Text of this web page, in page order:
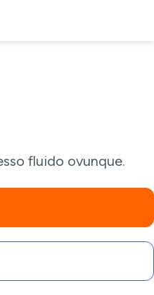
fluido ovunque.